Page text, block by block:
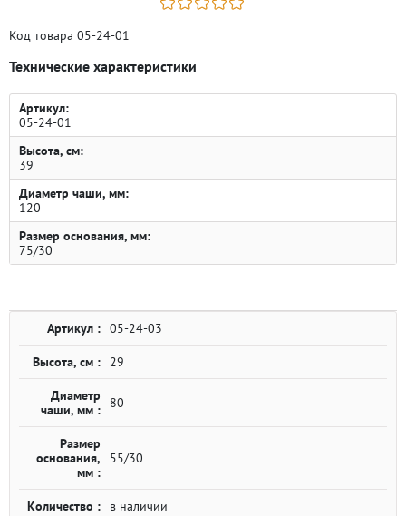
Код товара 05-24-01
Технические характеристики
Артикул:
05-24-01
Высота, см:
39
Диаметр чаши, мм:
120
Размер основания, мм:
75/30
Артикул : 05-24-03
Высота, см : 29
Диаметр
чаши, мм :
80
Размер
основания,
мм :
55/30
Количество : в наличии